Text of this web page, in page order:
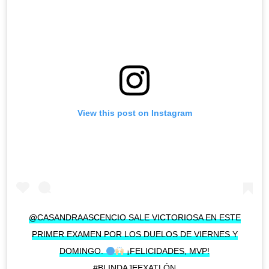
View this post on Instagram
@CASANDRAASCENCIO SALE VICTORIOSA EN ESTE
PRIMER EXAMEN POR LOS DUELOS DE VIERNES Y
DOMINGO.
¡FELICIDADES, MVP!